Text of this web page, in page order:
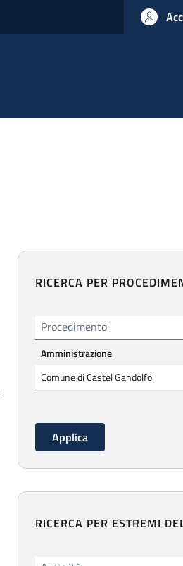
RICERCA PER
Procedimento
Amministrazione
RICERCA PER ESTREMI